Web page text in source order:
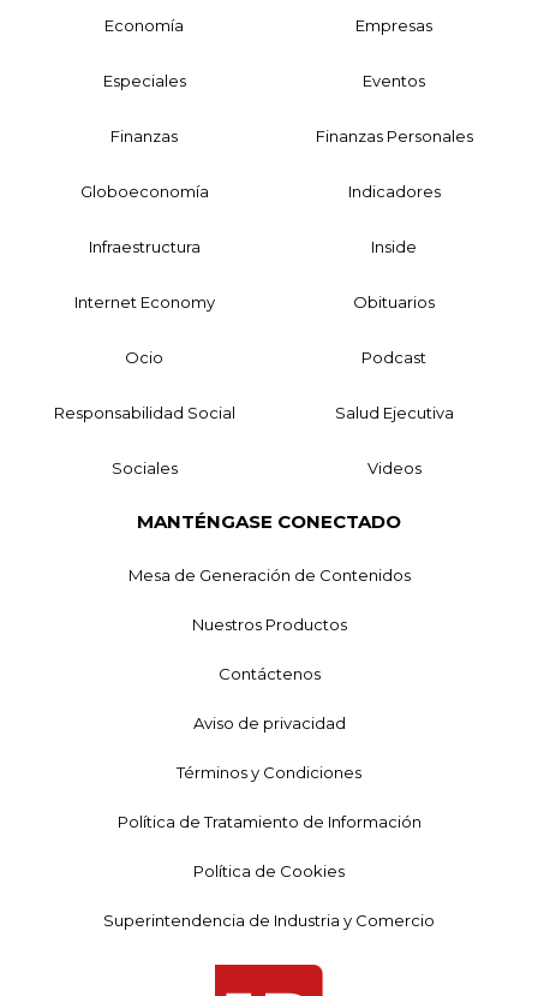
Economía Empresas
Especiales Eventos
Finanzas Finanzas Personales
Globoeconomía Indicadores
Infraestructura Inside
Internet Economy Obituarios
Ocio Podcast
Responsabilidad Social Salud Ejecutiva
Sociales Videos
MANTÉNGASE CONECTADO
Mesa de Generación de Contenidos
Nuestros Productos
Contáctenos
Aviso de privacidad
Términos y Condiciones
Política de Tratamiento de Información
Política de Cookies
Superintendencia de Industria y Comercio